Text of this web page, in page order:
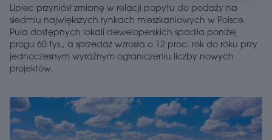
Lipiec przyniósł zmianę w relacji popytu do podaży na
siedmiu największych rynkach mieszkaniowych w Polsce.
Pula dostępnych lokali deweloperskich spadła poniżej
progu 60 tys., a sprzedaż wzrosła o 12 proc. rok do roku przy
jednoczesnym wyraźnym ograniczeniu liczby nowych
projektów.